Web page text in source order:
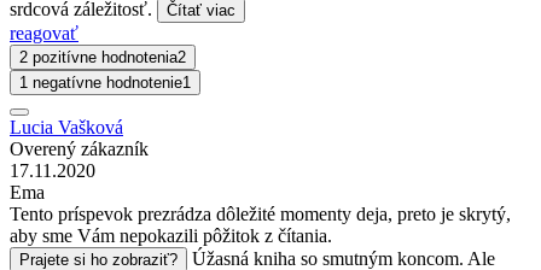
srdcová záležitosť.
Čítať viac
reagovať
2 pozitívne hodnotenia2
1 negatívne hodnotenie1
Lucia Vašková
Overený zákazník
17.11.2020
Ema
Tento príspevok prezrádza dôležité momenty deja, preto je skrytý,
aby sme Vám nepokazili pôžitok z čítania.
Prajete si ho zobraziť?
Úžasná kniha so smutným koncom. Ale